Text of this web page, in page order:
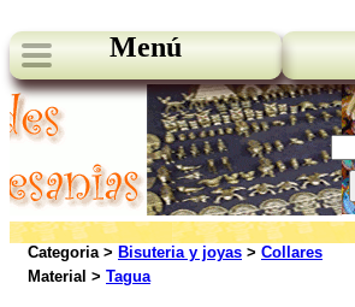
Menú
Categoria > Bisuteria y joyas > Collares
Material > Tagua